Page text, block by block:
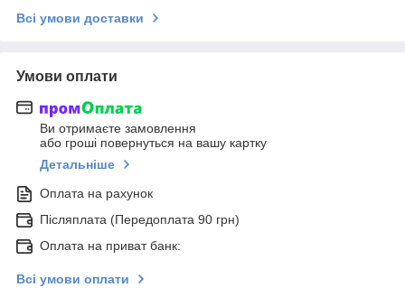
Всі умови доставки
Умови оплати
Ви отримаєте замовлення
або гроші повернуться на вашу картку
Детальніше
Оплата на рахунок
Післяплата (Передоплата 90 грн)
Оплата на приват банк:
Всі умови оплати